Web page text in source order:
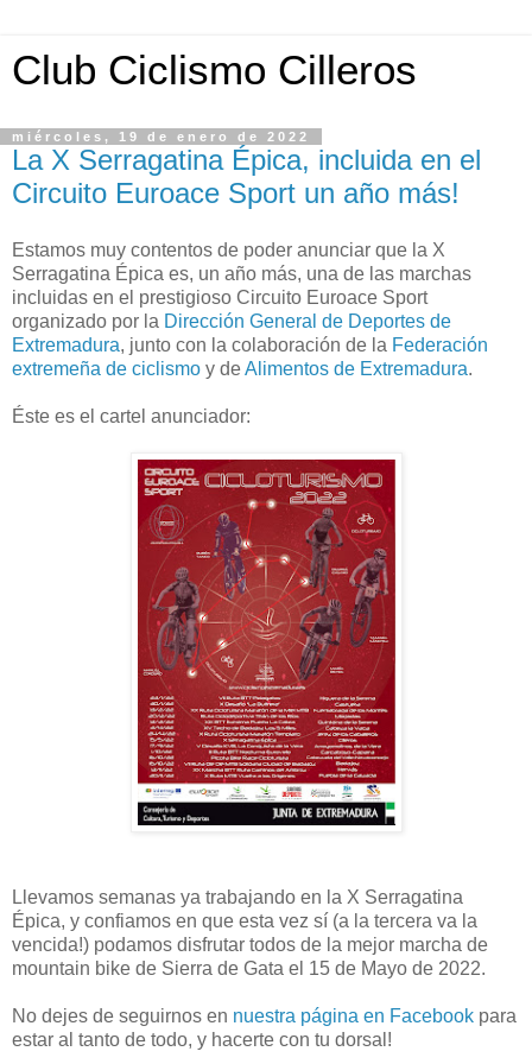
Club Ciclismo Cilleros
miércoles, 19 de enero de 2022
La X Serragatina Épica, incluida en el
Circuito Euroace Sport un año más!
Estamos muy contentos de poder anunciar que la X
Serragatina Épica es, un año más, una de las marchas
incluidas en el prestigioso Circuito Euroace Sport
organizado por la Dirección General de Deportes de
Extremadura, junto con la colaboración de la Federación
extremeña de ciclismo y deAlimentos de Extremadura.
Éste es el cartel anunciador:
Llevamos semanas ya trabajando en la X Serragatina
Épica, y confiamos en que esta vez sí (a la tercera va la
vencida!) podamos disfrutar todos de la mejor marcha de
mountain bike de Sierra de Gata el 15 de Mayo de 2022.
No dejes de seguirnos en nuestra página en Facebook para
estar al tanto de todo, y hacerte con tu dorsal!